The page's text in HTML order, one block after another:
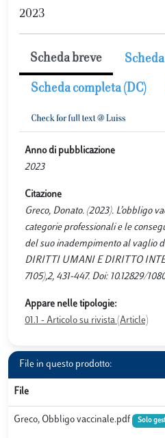
2023
Scheda breve
Scheda completa (DC)
Anno di pubblicazione
2023
Citazione
Greco, Donato. (2023). L’obbligo
categorie professionali e le
del suo inadempimento al vaglio
DIRITTI UMANI E DIRITTO
7105),2, 431-447. Doi: 10.12829/
Appare nelle tipologie:
01.1 - Articolo su rivista (Article)
File in questo prodotto:
File
Greco, Obbligo vaccinale.pdf Solo